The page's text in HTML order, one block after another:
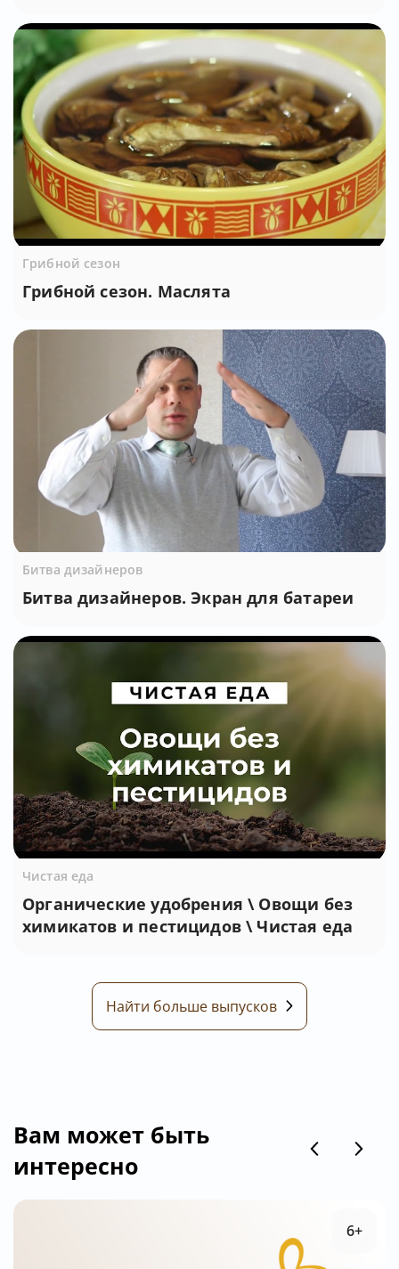
Грибной сезон
Грибной сезон. Маслята
Битва дизайнеров
Битва дизайнеров. Экран для батареи
Чистая еда
Органические удобрения \ Овощи без
химикатов и пестицидов \ Чистая еда
Найти больше выпусков
Вам может быть
интересно
6+